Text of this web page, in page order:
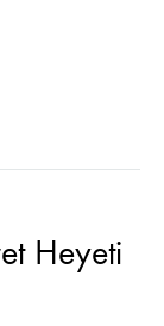
Heyeti